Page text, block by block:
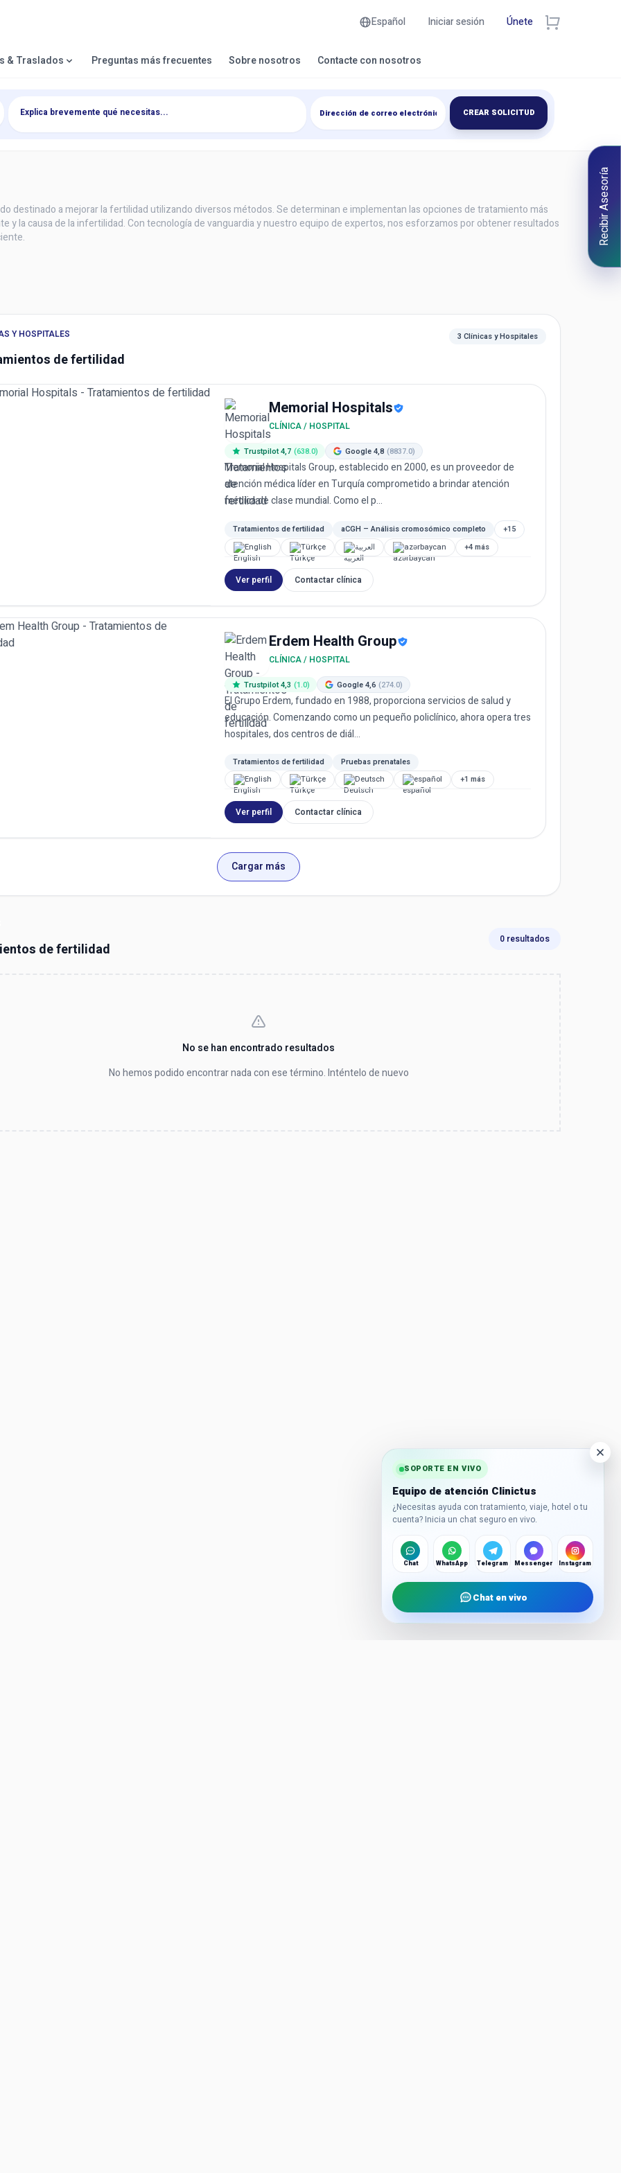
Español Iniciar sesión Únete
& Traslados Preguntas más frecuentes Sobre nosotros Contacte con nosotros
CREAR SOLICITUD
Recibir Asesoría
destinado a mejorar la fertilidad utilizando diversos métodos. Se determinan e implementan las opciones de tratamiento más
y la causa de la infertilidad. Con tecnología de vanguardia y nuestro equipo de expertos, nos esforzamos por obtener resultados
Y HOSPITALES
de fertilidad
3 Clínicas y Hospitales
Memorial Hospitals
CLÍNICA / HOSPITAL
Trustpilot 4,7 (638.0) Google 4,8 (8837.0)
Memorial Hospitals Group, establecido en 2000, es un proveedor de
atención médica líder en Turquía comprometido a brindar atención
médica de clase mundial. Como el p...
Tratamientos de fertilidad aCGH – Análisis cromosómico completo
+15
English
Türkçe العربية azərbaycan +4 más
Ver perfil Contactar clínica
Erdem Health Group
CLÍNICA / HOSPITAL
Trustpilot 4,3 (1.0) Google 4,6 (274.0)
El Grupo Erdem, fundado en 1988, proporciona servicios de salud y
educación. Comenzando como un pequeño policlínico, ahora opera tres
hospitales, dos centros de diál...
Tratamientos de fertilidad
Pruebas prenatales
English
Türkçe Deutsch español +1 más
Ver perfil Contactar clínica
Cargar más
de fertilidad
0 resultados
No se han encontrado resultados
No hemos podido encontrar nada con ese término. Inténtelo de nuevo
SOPORTE EN VIVO
Equipo de atención Clinictus
¿Necesitas ayuda con tratamiento, viaje, hotel o tu
cuenta? Inicia un chat seguro en vivo.
Chat WhatsApp Telegram Messenger Instagram
Chat en vivo